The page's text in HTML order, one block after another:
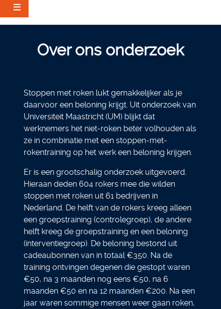
Over ons onderzoek
Stoppen met roken lukt gemakkelijker als je
daarvoor een beloning krijgt. Uit onderzoek van
Universiteit Maastricht (UM) blijkt dat
werknemers het niet-roken beter volhouden als
ze in combinatie met een stoppen-met-
rokentraining op het werk een beloning krijgen.
Er is een grootschalig onderzoek uitgevoerd.
Hieraan deden 604 rokers mee die wilden
stoppen met roken uit 61 bedrijven in
Nederland. De helft van de rokers kreeg alleen
een groepstraining (controlegroep), de andere
helft kreeg de groepstraining en een beloning
(interventiegroep). De beloning bestond uit
cadeaubonnen van in totaal €350. Na de
training ontvingen degenen die gestopt waren
€50, na 3 maanden nog eens €50, na 6
maanden €50 en na 12 maanden €200. Na een
jaar waren sommige mensen weer gaan roken,